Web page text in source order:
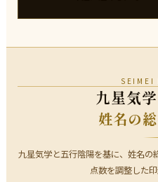
SEIMEI
九星気
姓名の
九星気学と五行陰陽を基に、姓名
点数を調整した印